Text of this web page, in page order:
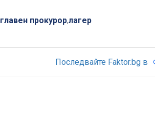
главен прокурор,лагер
Последвайте Faktor.bg в